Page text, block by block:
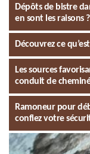
Dépôts de bistre
en sont les raisons ?
Découvrez ce
Les sources
conduit de
Ramoneur pour
confiez votre